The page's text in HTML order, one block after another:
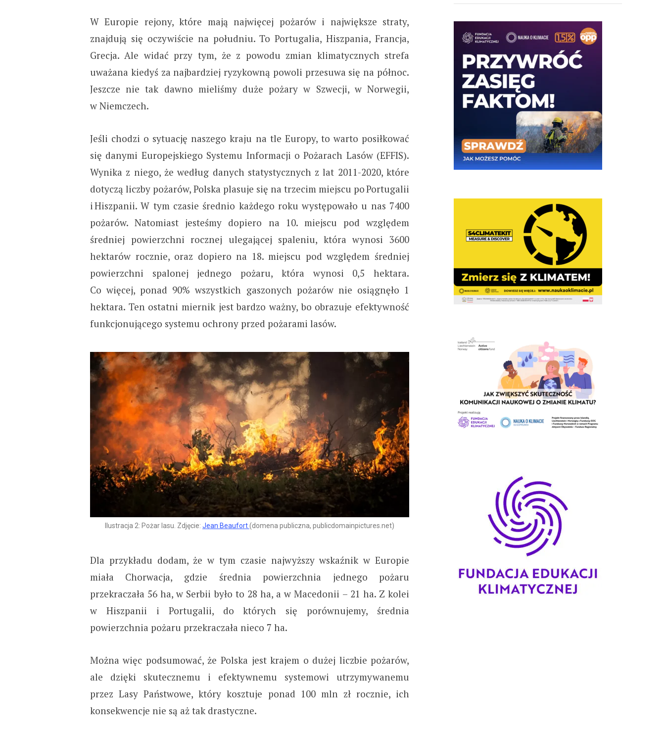
W Europie rejony, które mają najwięcej pożarów i największe straty,
znajdują się oczywiście na południu. To Portugalia, Hiszpania, Francja,
Grecja. Ale widać przy tym, że z powodu zmian klimatycznych strefa
uważana kiedyś za najbardziej ryzykowną powoli przesuwa się na północ.
Jeszcze nie tak dawno mieliśmy duże pożary w Szwecji, w Norwegii,
w Niemczech.
Jeśli chodzi o sytuację naszego kraju na tle Europy, to warto posiłkować
się danymi Europejskiego Systemu Informacji o Pożarach Lasów (EFFIS).
Wynika z niego, że według danych statystycznych z lat 2011-2020, które
dotyczą liczby pożarów, Polska plasuje się na trzecim miejscu po Portugalii
i Hiszpanii. W tym czasie średnio każdego roku występowało u nas 7400
pożarów. Natomiast jesteśmy dopiero na 10. miejscu pod względem
średniej powierzchni rocznej ulegającej spaleniu, która wynosi 3600
hektarów rocznie, oraz dopiero na 18. miejscu pod względem średniej
powierzchni spalonej jednego pożaru, która wynosi 0,5 hektara.
Co więcej, ponad 90% wszystkich gaszonych pożarów nie osiągnęło 1
hektara. Ten ostatni miernik jest bardzo ważny, bo obrazuje efektywność
funkcjonującego systemu ochrony przed pożarami lasów.
Ilustracja 2: Pożar lasu. Zdjęcie: Jean Beaufort(domena publiczna, publicdomainpictures.net)
Dla przykładu dodam, że w tym czasie najwyższy wskaźnik w Europie
miała Chorwacja, gdzie średnia powierzchnia jednego pożaru
przekraczała 56 ha, w Serbii było to 28 ha, a w Macedonii – 21 ha. Z kolei
w Hiszpanii i Portugalii, do których się porównujemy, średnia
powierzchnia pożaru przekraczała nieco 7 ha.
Można więc podsumować, że Polska jest krajem o dużej liczbie pożarów,
ale dzięki skutecznemu i efektywnemu systemowi utrzymywanemu
przez Lasy Państwowe, który kosztuje ponad 100 mln zł rocznie, ich
konsekwencje nie są aż tak drastyczne.